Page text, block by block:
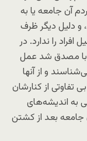
آن جامعه یا به
و دلیل دیگر ظرف
را ندارد. در
با مصدق شد عمل
و از آنها
تفاوتی از کنارشان
به اندیشه‌های
جامعه بعد از کشتن